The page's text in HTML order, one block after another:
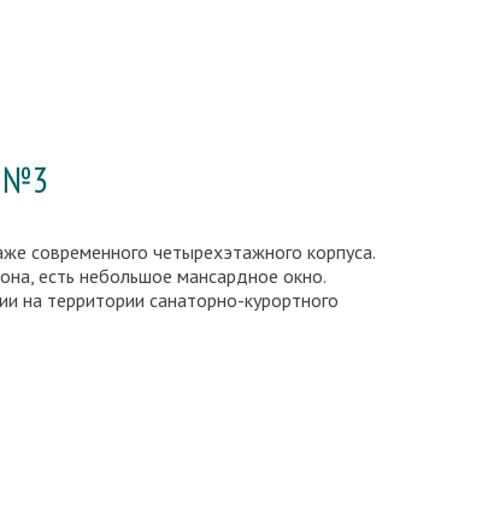
№3
современного четырехэтажного корпуса.
есть небольшое мансардное окно.
на территории санаторно-курортного